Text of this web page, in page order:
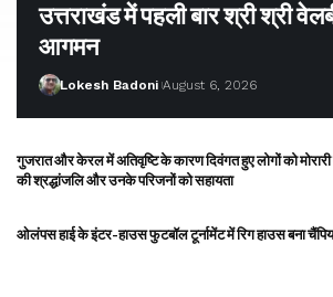
उत्तराखंड में पहली बार श्री श्री
आगमन
Lokesh Badoni August 6, 2026
गुजरात और केरल में अतिवृष्टि के कारण दिवंगत हुए लोगों को मोरारी
की श्रद्धांजलि और उनके परिजनों को सहायता
ओलंपस हाई के इंटर-हाउस फुटबॉल टूर्नामेंट में रिग हाउस बना